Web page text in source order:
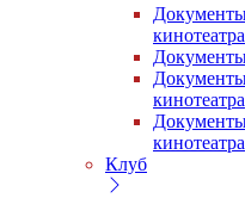
кинотеатра
Документы
кинотеатра
кинотеатра
Клуб